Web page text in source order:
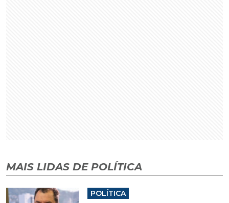
MAIS LIDAS DE POLÍTICA
POLÍTICA